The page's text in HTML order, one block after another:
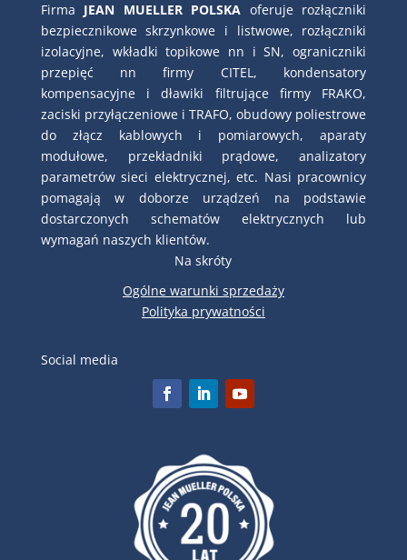
Firma JEAN MUELLER POLSKA oferuje rozłączniki
bezpiecznikowe skrzynkowe i listwowe, rozłączniki
izolacyjne, wkładki topikowe nn i SN, ograniczniki
przepięć nn firmy CITEL, kondensatory
kompensacyjne i dławiki filtrujące firmy FRAKO,
zaciski przyłączeniowe i TRAFO, obudowy poliestrowe
do złącz kablowych i pomiarowych, aparaty
modułowe, przekładniki prądowe, analizatory
parametrów sieci elektrycznej, etc. Nasi pracownicy
pomagają w doborze urządzeń na podstawie
dostarczonych schematów elektrycznych lub
wymagań naszych klientów.
Na skróty
Ogólne warunki sprzedaży
Polityka prywatności
Social media